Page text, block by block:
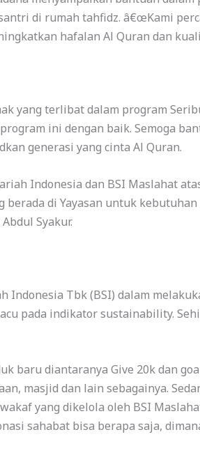
di rumah tahfidz. â€œKami
hafalan Al Quran dan
yang terlibat dalam program
ini dengan baik. Semoga
generasi yang cinta Al Quran.
Indonesia dan BSI Maslahat
di Yayasan untuk
Syakur.
Indonesia Tbk (BSI) dalam
pada indikator sustainability.
baru diantaranya Give 20k dan
masjid dan lain sebagainya.
yang dikelola oleh BSI
sahabat bisa berapa saja,